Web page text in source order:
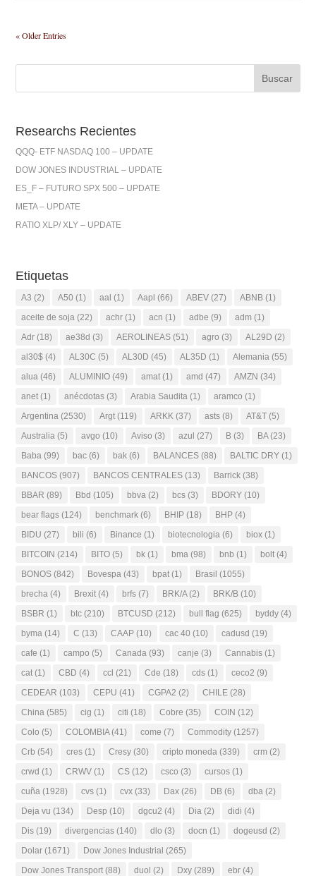
« Older Entries
Researchs Recientes
QQQ- ETF NASDAQ 100 – UPDATE
DOW JONES INDUSTRIAL – UPDATE
ES_F – FUTURO SPX 500 – UPDATE
META – UPDATE
RATIO XLP/ XLY – UPDATE
Etiquetas
A3 (2) A50 (1) aal (1) Aapl (66) ABEV (27) ABNB (1)
aceite de soja (22) achr (1) acn (1) adbe (9) adm (1)
Adr (18) ae38d (3) AEROLINEAS (51) agro (3) AL29D (2)
al30$ (4) AL30C (5) AL30D (45) AL35D (1) Alemania (55)
alua (46) ALUMINIO (49) amat (1) amd (47) AMZN (34)
anet (1) anécdotas (3) Arabia Saudita (1) aramco (1)
Argentina (2530) Argt (119) ARKK (37) asts (8) AT&T (5)
Australia (5) avgo (10) Aviso (3) azul (27) B (3) BA(23)
Baba (99) bac (6) bak (6) BALANCES (88) BALTIC DRY (1)
BANCOS (907) BANCOS CENTRALES (13) Barrick (38)
BBAR (89) Bbd (105) bbva (2) bcs (3) BDORY (10)
bear flags (124) benchmark (6) BHIP (18) BHP (4)
BIDU (27) bili (6) Binance (1) biotecnologia (6) biox (1)
BITCOIN (214) BITO (5) bk (1) bma (98) bnb (1) bolt (4)
BONOS (842) Bovespa (43) bpat (1) Brasil (1055)
brecha (4) Brexit (4) brfs (7) BRK/A(2) BRK/B (10)
BSBR (1) btc (210) BTCUSD (212) bull flag (625) byddy (4)
byma (14) C (13) CAAP (10) cac 40 (10) cadusd (19)
cafe (1) campo (5) Canada (93) canje (3) Cannabis (1)
cat (1) CBD (4) ccl (21) Cde (18) cds (1) ceco2 (9)
CEDEAR (103) CEPU (41) CGPA2 (2) CHILE (28)
China (585) cig (1) citi (18) Cobre (35) COIN (12)
Colo (5) COLOMBIA(41) come (7) Commodity (1257)
Crb (54) cres (1) Cresy (30) cripto moneda (339) crm (2)
crwd (1) CRWV (1) CS (12) csco (3) cursos (1)
cuña (1928) cvs (1) cvx (33) Dax (26) DB (6) dba (2)
Deja vu (134) Desp (10) dgcu2 (4) Dia (2) didi (4)
Dis (19) divergencias (140) dlo (3) docn (1) dogeusd (2)
Dolar (1671) Dow Jones Industrial (265)
Dow Jones Transport (88) duol (2) Dxy (289) ebr (4)